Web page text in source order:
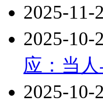
2025-11-
2025-10-
应：当
2025-10-